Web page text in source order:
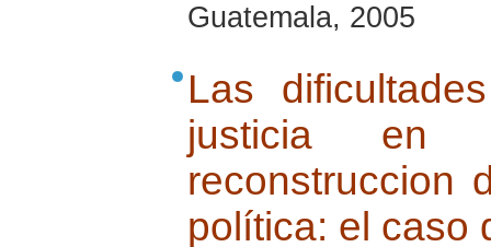
Guatemala, 2005
Las
justicia en
reconstruccion
política: el caso